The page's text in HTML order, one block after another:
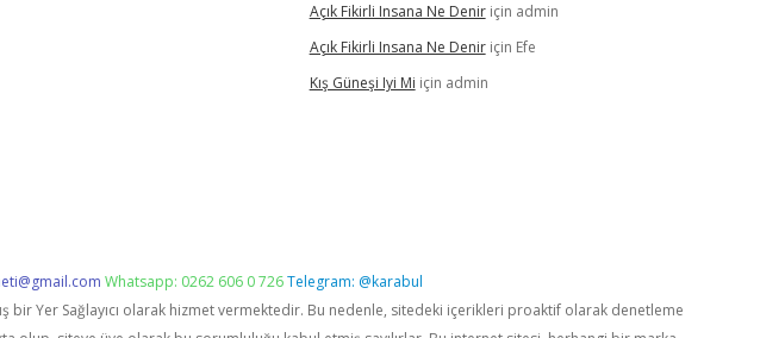
Açık Fikirli Insana Ne Deniriçin admin
Açık Fikirli Insana Ne Deniriçin Efe
Kış Güneşi Iyi Mi için admin
Whatsapp: 0262 606 0 726Telegram: @karabul
bir Yer Sağlayıcı olarak hizmet vermektedir. Bu nedenle, sitedeki içerikleri proaktif olarak denetleme